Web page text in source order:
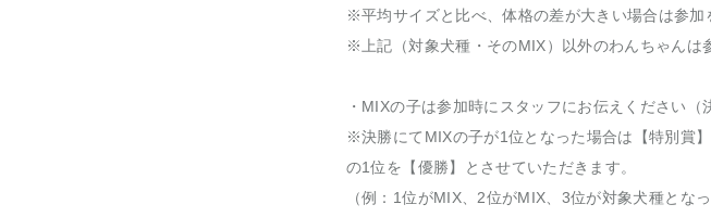
※平均サイズと比べ、体格の差が大きい場合は参
※上記（対象犬種・そのMIX）以外のわんちゃんは
・MIXの子は参加時にスタッフにお伝えください（
※決勝にてMIXの子が1位となった場合は【特別賞
の1位を【優勝】とさせていただきます。
（例：1位がMIX、2位がMIX、3位が対象犬種とな